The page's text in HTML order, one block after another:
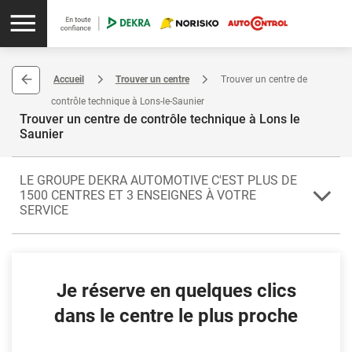
Accueil Trouver un centre
Trouver un centre de
contrôle technique à Lons-le-Saunier
Trouver un centre de contrôle technique à Lons le
Saunier
LE GROUPE DEKRA AUTOMOTIVE C'EST PLUS DE
1500 CENTRES ET 3 ENSEIGNES À VOTRE
SERVICE
département du Jura. Elle est localisée dans la région de la
Bourgogne-Franche-Comté.
Votre centre vous propose le forfait Contrôle PASS (contrôle
Je réserve en quelques clics
dans le centre le plus proche